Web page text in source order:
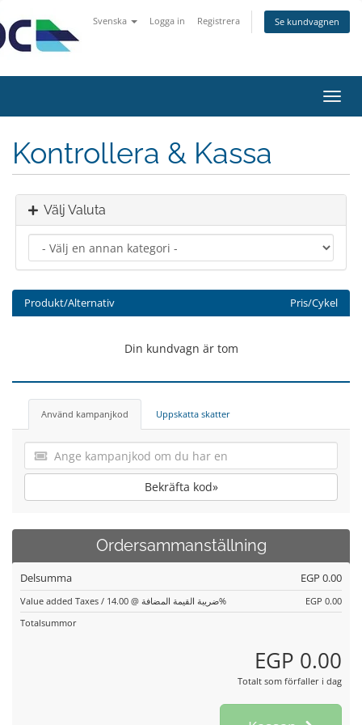
Svenska Logga in Registrera Se kundvagnen
Växla
Kontrollera & Kassa
Välj Valuta
Produkt/Alternativ Pris/Cykel
Din kundvagn är tom
Använd kampanjkod Uppskatta skatter
Bekräfta kod»
Ordersammanställning
Delsumma EGP 0.00
Value added Taxes / ضريبة القيمة المضافة @ 14.00%
EGP 0.00
Totalsummor
EGP 0.00
Totalt som förfaller i dag